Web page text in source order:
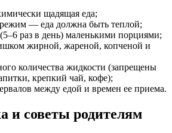
щадящая еда;
— еда должна быть теплой;
раз в день) маленькими порциями;
жирной, жареной, копченой и
количества жидкости (запрещены
крепкий чай, кофе);
между едой и времен ее приема.
и советы родителям